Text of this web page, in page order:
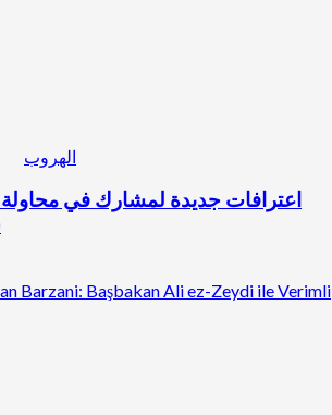
الهروب
اعترافات جديدة لمشارك في محاولة
Barzani: Başbakan Ali ez-Zeydi ile Verimli